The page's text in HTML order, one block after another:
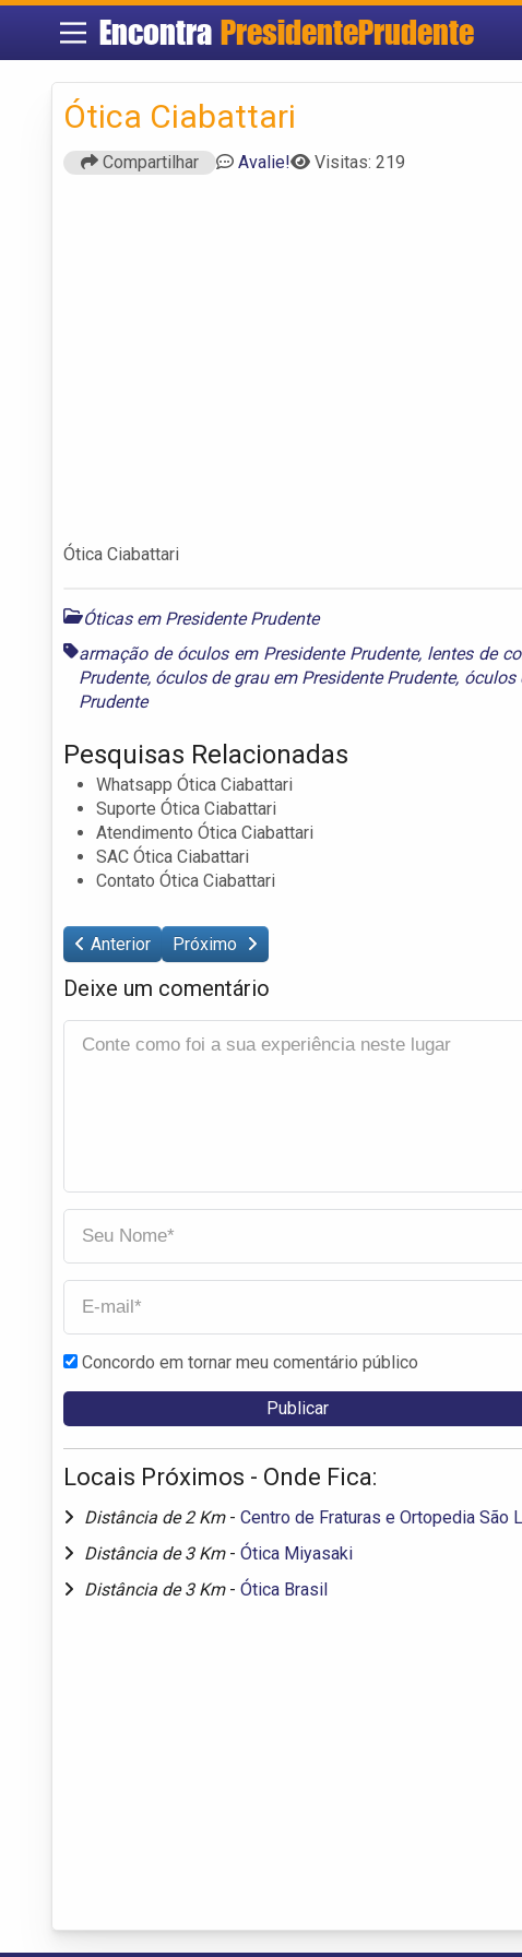
Encontra PresidentePrudente
Ótica Ciabattari
Compartilhar Avalie! Visitas: 219
Ótica Ciabattari
Óticas em Presidente Prudente
armação de óculos em Presidente Prudente, lentes de
Prudente, óculos de grau em Presidente Prudente, óculos
Prudente
Pesquisas Relacionadas
Whatsapp Ótica Ciabattari
Suporte Ótica Ciabattari
Atendimento Ótica Ciabattari
SAC Ótica Ciabattari
Contato Ótica Ciabattari
Anterior Próximo
Deixe um comentário
Concordo em tornar meu comentário público
Locais Próximos - Onde Fica:
Distância de 2 Km - Centro de Fraturas e Ortopedia São
Distância de 3 Km - Ótica Miyasaki
Distância de 3 Km - Ótica Brasil